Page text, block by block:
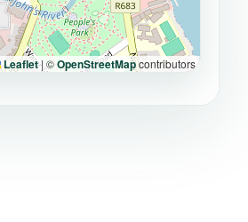
Leaflet|©OpenStreetMapcontributors